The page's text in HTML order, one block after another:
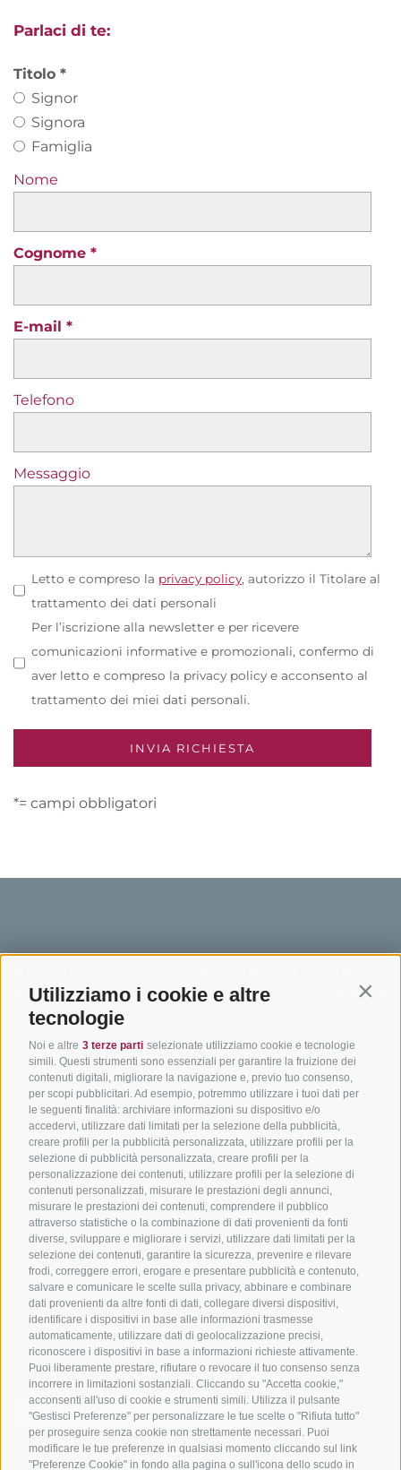
Utilizziamo i cookie e altre
tecnologie
Noi e altre 3 terze parti selezionate utilizziamo cookie e tecnologie
simili. Questi strumenti sono essenziali per garantire la fruizione dei
contenuti digitali, migliorare la navigazione e, previo tuo consenso,
per scopi pubblicitari. Ad esempio, potremmo utilizzare i tuoi dati per
le seguenti finalità: archiviare informazioni su dispositivo e/o
accedervi, utilizzare dati limitati per la selezione della pubblicità,
creare profili per la pubblicità personalizzata, utilizzare profili per la
selezione di pubblicità personalizzata, creare profili per la
personalizzazione dei contenuti, utilizzare profili per la selezione di
contenuti personalizzati, misurare le prestazioni degli annunci,
misurare le prestazioni dei contenuti, comprendere il pubblico
attraverso statistiche o la combinazione di dati provenienti da fonti
diverse, sviluppare e migliorare i servizi, utilizzare dati limitati per la
selezione dei contenuti, garantire la sicurezza, prevenire e rilevare
frodi, correggere errori, erogare e presentare pubblicità e contenuto,
salvare e comunicare le scelte sulla privacy, abbinare e combinare
dati provenienti da altre fonti di dati, collegare diversi dispositivi,
identificare i dispositivi in base alle informazioni trasmesse
automaticamente, utilizzare dati di geolocalizzazione precisi,
riconoscere i dispositivi in base a informazioni richieste attivamente.
Puoi liberamente prestare, rifiutare o revocare il tuo consenso senza
incorrere in limitazioni sostanziali. Cliccando su "Accetta cookie,"
acconsenti all'uso di cookie e strumenti simili. Utilizza il pulsante
"Gestisci Preferenze" per personalizzare le tue scelte o "Rifiuta tutto"
per proseguire senza cookie non strettamente necessari. Puoi
modificare le tue preferenze in qualsiasi momento cliccando sul link
"Preferenze Cookie" in fondo alla pagina o sull'icona dello scudo in
Parlaci di te:
Titolo
Signor
Signora
Famiglia
Nome
Cognome
E-mail
Telefono
Messaggio
Letto e compreso la privacy policy, autorizzo il Titolare al
trattamento dei dati personali
Per l’iscrizione alla newsletter e per ricevere
comunicazioni informative e promozionali, confermo di
aver letto e compreso la privacy policy e acconsento al
trattamento dei miei dati personali.
*= campi obbligatori
SÜDTIROL
Hotel & pacchetti
Pacchetti vacanze
Buoni vacanza
Hot Deals
Bike & Work
ADIGE
Adige
In bici da corsa in Alto
Adige
Ciclabili in Alto Adige
Scuole bike
Tutti i tour
Come
Meteo
Catalogo
info@bikehotels.it
ISCRIVITI ALLA NOSTRA NEWSLETTER
ISCRIVITI ADESSO